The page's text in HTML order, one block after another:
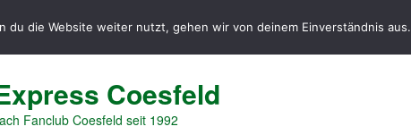
Coesfeld
Fanclub Coesfeld seit 1992
du die Website weiter nutzt, gehen wir von deinem Einverständnis aus.